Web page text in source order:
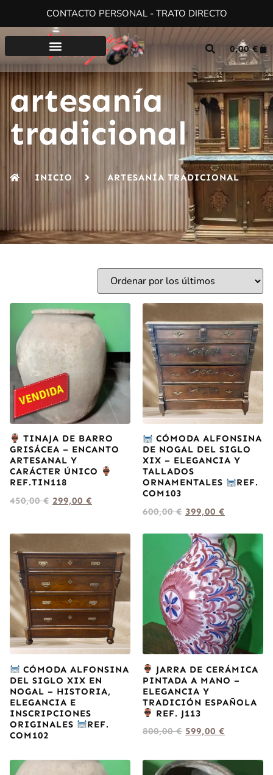
CONTACTO PERSONAL - TRATO DIRECTO
0,00€
artesanía
tradicional
INICIO ARTESANÍA TRADICIONAL
TINAJA DE BARRO
GRISÁCEA – ENCANTO
ARTESANAL Y
CARÁCTER ÚNICO
REF.TIN118
450,00€ 299,00 €
CÓMODA ALFONSINA
DE NOGAL DEL SIGLO
XIX – ELEGANCIA Y
TALLADOS
ORNAMENTALES
REF.
COM103
600,00€ 399,00 €
CÓMODA ALFONSINA
DEL SIGLO XIX EN
NOGAL – HISTORIA,
ELEGANCIA E
INSCRIPCIONES
ORIGINALES
REF.
COM102
JARRA DE CERÁMICA
PINTADA A MANO –
ELEGANCIA Y
TRADICIÓN ESPAÑOLA
REF. J113
800,00€ 599,00 €